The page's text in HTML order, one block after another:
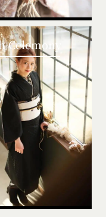
Celemony